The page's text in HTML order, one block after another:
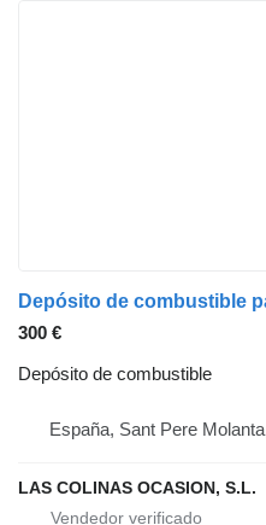
Depósito de combustible
300 €
Depósito de combustible
España, Sant Pere
LAS COLINAS OCASION, S.L.